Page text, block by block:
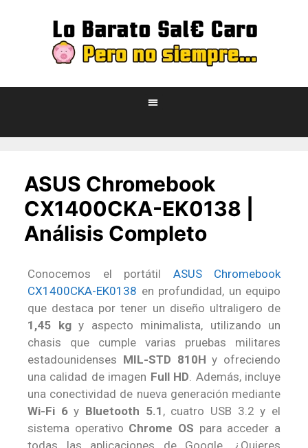
ASUS Chromebook
CX1400CKA-EK0138 |
Análisis Completo
Conocemos el portátil ASUS Chromebook
CX1400CKA-EK0138 en profundidad, un equipo
que destaca por tener un diseño ultraligero de
1,45 kgy aspecto minimalista, utilizando un
chasis que cumple varias pruebas militares
estadounidenses MIL-STD 810H y ofreciendo
una calidad de imagen Full HD . Además, incluye
una conectividad de nueva generación mediante
Wi-Fi 6y Bluetooth 5.1 , cuatro USB 3.2 y el
sistema operativo Chrome OS para acceder a
todas las aplicaciones de Google. ¿Quieres